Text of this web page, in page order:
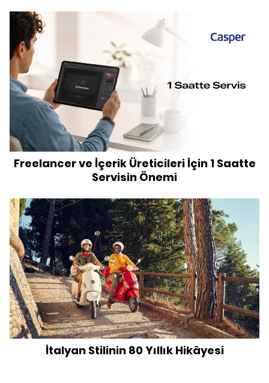
Freelancer ve İçerik Üreticileri İçin 1 Saatte
Servisin Önemi
İtalyan Stilinin 80 Yıllık Hikâyesi